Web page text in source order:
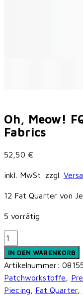
Oh, Meow!
Fabrics
52,50 €
inkl. MwSt. zzgl.
12 Fat Quarter von
5 vorrätig
Oh,
Meow!
FQ
Bundle
Art
IN DEN WARENKORB
Artikelnummer:
Patchworkstoffe
Piecing
Fat Quarter